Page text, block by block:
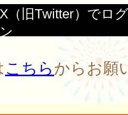
X（旧Twitter）でロ
ン
こちら からお願